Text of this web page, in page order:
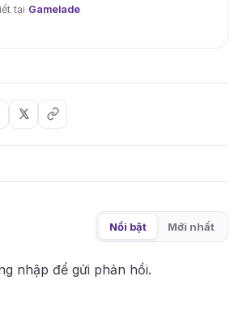
tại Gamelade
Nổi bật Mới nhất
nhập để gửi phản hồi.